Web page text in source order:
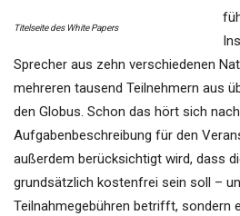
Titelseite des White Papers
Sprecher aus zehn verschiedenen
mehreren tausend Teilnehmern aus
den Globus. Schon das hört sich
Aufgabenbeschreibung für den
außerdem berücksichtigt wird, dass
grundsätzlich kostenfrei sein soll –
Teilnahmegebühren betrifft, sondern